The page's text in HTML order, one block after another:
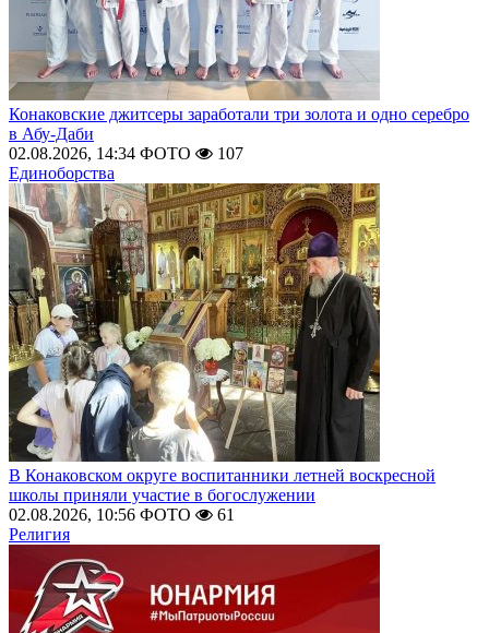
Конаковские джитсеры заработали три золота и одно серебро
в Абу-Даби
02.08.2026, 14:34 ФОТО
107
Единоборства
В Конаковском округе воспитанники летней воскресной
школы приняли участие в богослужении
02.08.2026, 10:56 ФОТО
61
Религия